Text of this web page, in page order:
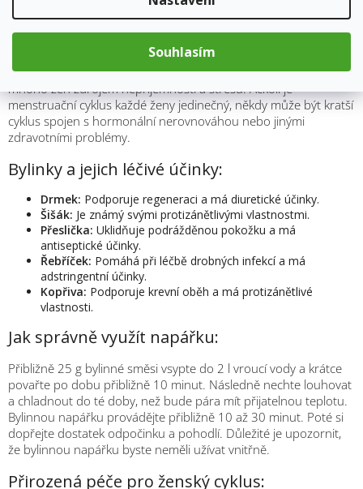
Souhlasím
Bylinná napářka: Osvěžení pro ženský
menstruační cyklus
Krátký menstruační cyklus, kratší než 27 dní, může být pro
mnoho žen zdrojem nepříjemností a stresu. Ačkoli je
menstruační cyklus každé ženy jedinečný, někdy může být kratší
cyklus spojen s hormonální nerovnováhou nebo jinými
zdravotními problémy.
Bylinky a jejich léčivé účinky:
Drmek: Podporuje regeneraci a má diuretické účinky.
Šišák: Je známý svými protizánětlivými vlastnostmi.
Přeslička: Uklidňuje podrážděnou pokožku a má
antiseptické účinky.
Řebříček: Pomáhá při léčbě drobných infekcí a má
adstringentní účinky.
Kopřiva: Podporuje krevní oběh a má protizánětlivé
vlastnosti.
Jak správně využít napářku:
Přibližně 25 g bylinné směsi vsypte do 2 l vroucí vody a krátce
povařte po dobu přibližně 10 minut. Následně nechte louhovat
a chladnout do té doby, než bude pára mít přijatelnou teplotu.
Bylinnou napářku provádějte přibližně 10 až 30 minut. Poté si
dopřejte dostatek odpočinku a pohodlí. Důležité je upozornit,
že bylinnou napářku byste neměli užívat vnitřně.
Přirozená péče pro ženský cyklus: